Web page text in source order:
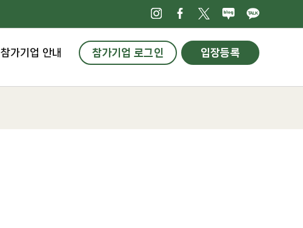
인스타그램
페이스북
X 네이버블
카카오
참가기업 안내 참가기업 로그인 입장등록